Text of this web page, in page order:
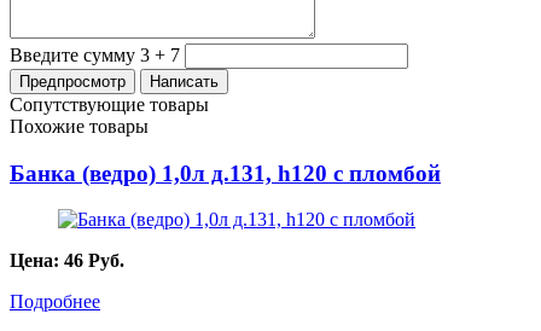
Введите сумму 3 + 7
Сопутствующие товары
Похожие товары
Банка (ведро) 1,0л д.131, h120 с пломбой
Цена: 46 Руб.
Подробнее